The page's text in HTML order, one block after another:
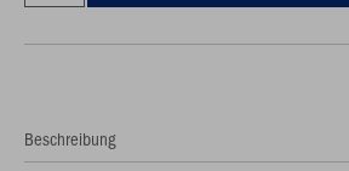
Beschreibung